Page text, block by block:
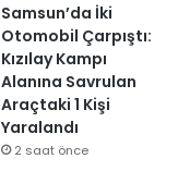
Samsun’da İki
Otomobil Çarpıştı:
Kızılay Kampı
Alanına Savrulan
Araçtaki 1 Kişi
Yaralandı
2 saat önce